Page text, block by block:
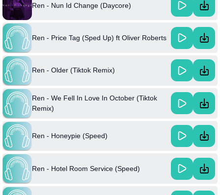
Ren - Nun Id Change (Daycore)
Ren - Price Tag (Sped Up) ft Oliver Roberts
Ren - Older (Tiktok Remix)
Ren - We Fell In Love In October (Tiktok
Remix)
Ren - Honeypie (Speed)
Ren - Hotel Room Service (Speed)